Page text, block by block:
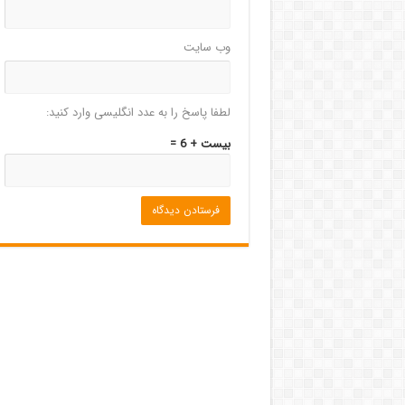
وب‌ سایت
لطفا پاسخ را به عدد انگلیسی وارد کنید:
بیست + 6 =